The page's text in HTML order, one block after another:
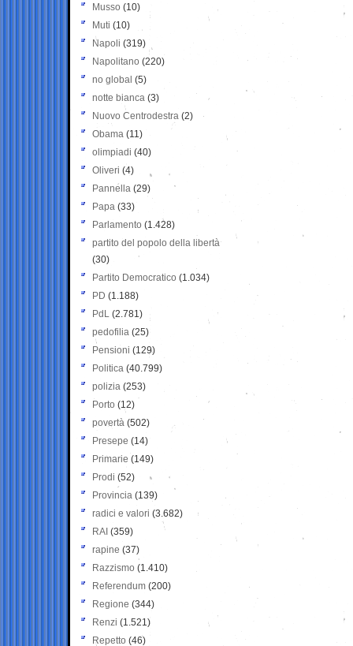
Musso (10)
Muti (10)
Napoli (319)
Napolitano (220)
no global (5)
notte bianca (3)
Nuovo Centrodestra (2)
Obama (11)
olimpiadi (40)
Oliveri (4)
Pannella (29)
Papa (33)
Parlamento (1.428)
partito del popolo della libertà
(30)
Partito Democratico (1.034)
PD (1.188)
PdL (2.781)
pedofilia (25)
Pensioni (129)
Politica (40.799)
polizia (253)
Porto (12)
povertà (502)
Presepe (14)
Primarie (149)
Prodi (52)
Provincia (139)
radici e valori (3.682)
RAI (359)
rapine (37)
Razzismo (1.410)
Referendum (200)
Regione (344)
Renzi (1.521)
Repetto (46)